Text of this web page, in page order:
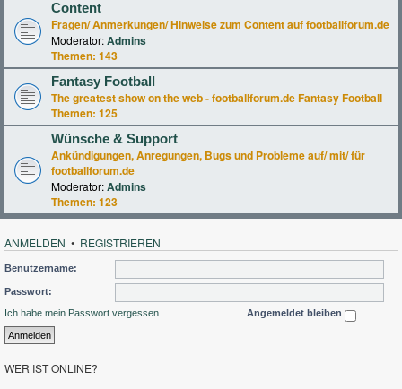
Content
Fragen/ Anmerkungen/ Hinweise zum Content auf footballforum.de
Moderator:Admins
Themen: 143
Fantasy Football
The greatest show on the web - footballforum.de Fantasy Football
Themen: 125
Wünsche & Support
Ankündigungen, Anregungen, Bugs und Probleme auf/ mit/ für
footballforum.de
Moderator:Admins
Themen: 123
ANMELDEN • REGISTRIEREN
Benutzername:
Passwort:
Ich habe mein Passwort vergessen
Angemeldet bleiben
WER IST ONLINE?